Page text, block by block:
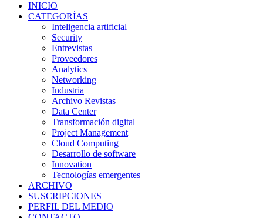
INICIO
CATEGORÍAS
Inteligencia artificial
Security
Entrevistas
Proveedores
Analytics
Networking
Industria
Archivo Revistas
Data Center
Transformación digital
Project Management
Cloud Computing
Desarrollo de software
Innovation
Tecnologías emergentes
ARCHIVO
SUSCRIPCIONES
PERFIL DEL MEDIO